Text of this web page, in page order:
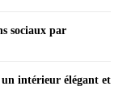
sociaux par
intérieur élégant et